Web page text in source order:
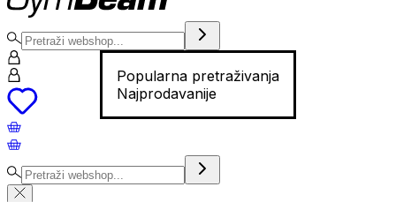
Popularna pretraživanja
Najprodavanije